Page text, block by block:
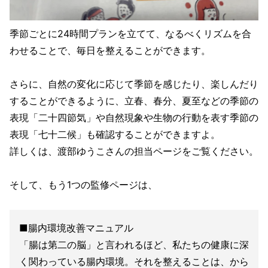
季節ごとに24時間プランを立てて、なるべくリズムを合
わせることで、毎日を整えることができます。
さらに、自然の変化に応じて季節を感じたり、楽しんだり
することができるように、立春、春分、夏至などの季節の
表現「二十四節気」や自然現象や生物の行動を表す季節の
表現「七十二候」も確認することができますよ。
詳しくは、渡部ゆうこさんの担当ページをご覧ください。
そして、もう1つの監修ページは、
■腸内環境改善マニュアル
「腸は第二の脳」と言われるほど、私たちの健康に深
く関わっている腸内環境。それを整えることは、から